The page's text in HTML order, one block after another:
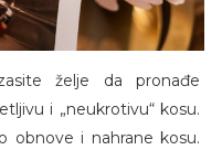
želje da pronađe
i „neukrotivu“ kosu.
obnove i nahrane kosu.